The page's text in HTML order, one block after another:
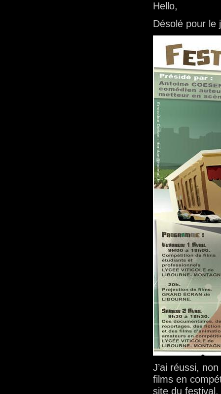
Hello,
Désolé pour
J’ai réussi,
films en
site du festival.